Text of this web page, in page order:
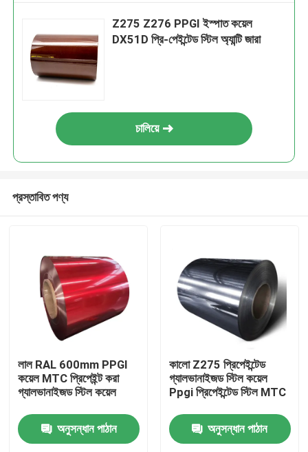
Z275 Z276 PPGI ইস্পাত কয়েল
DX51D প্রি-পেইন্টেড স্টিল অ্যান্টি জারা
চালিয়ে
প্রস্তাবিত পণ্য
লাল RAL 600mm PPGI
কয়েল MTC প্রিপেইন্ট করা
গ্যালভানাইজড স্টিল কয়েল
অনুসন্ধান পাঠান
কালো Z275 প্রিপেইন্টেড
গ্যালভানাইজড স্টিল কয়েল
Ppgi প্রিপেইন্টেড স্টিল MTC
অনুসন্ধান পাঠান